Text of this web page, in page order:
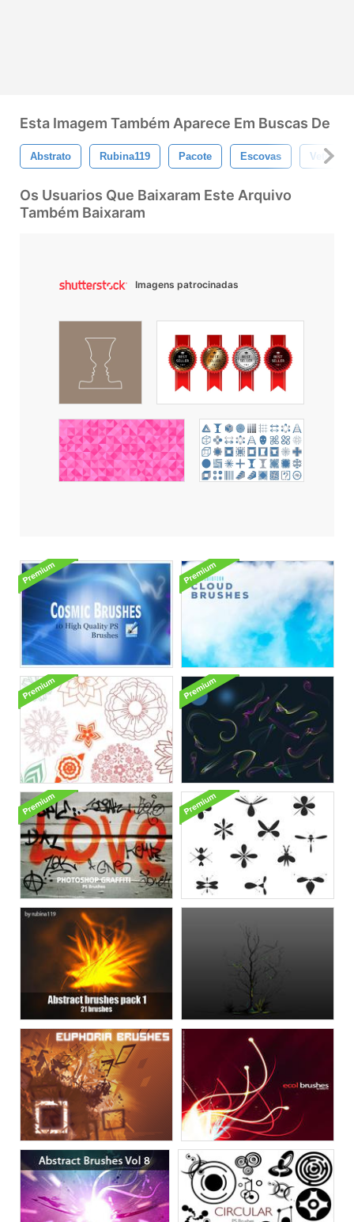
Esta Imagem Também Aparece Em Buscas De
Abstrato Rubina119 Pacote Escovas Vetor
Os Usuarios Que Baixaram Este Arquivo
Também Baixaram
Imagens patrocinadas